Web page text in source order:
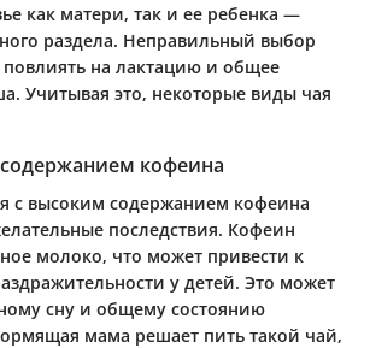
как матери, так и ее ребенка —
раздела. Неправильный выбор
повлиять на лактацию и общее
Учитывая это, некоторые виды чая
кофеина
с высоким содержанием кофеина
последствия. Кофеин
молоко, что может привести к
у детей. Это может
сну и общему состоянию
мама решает пить такой чай,